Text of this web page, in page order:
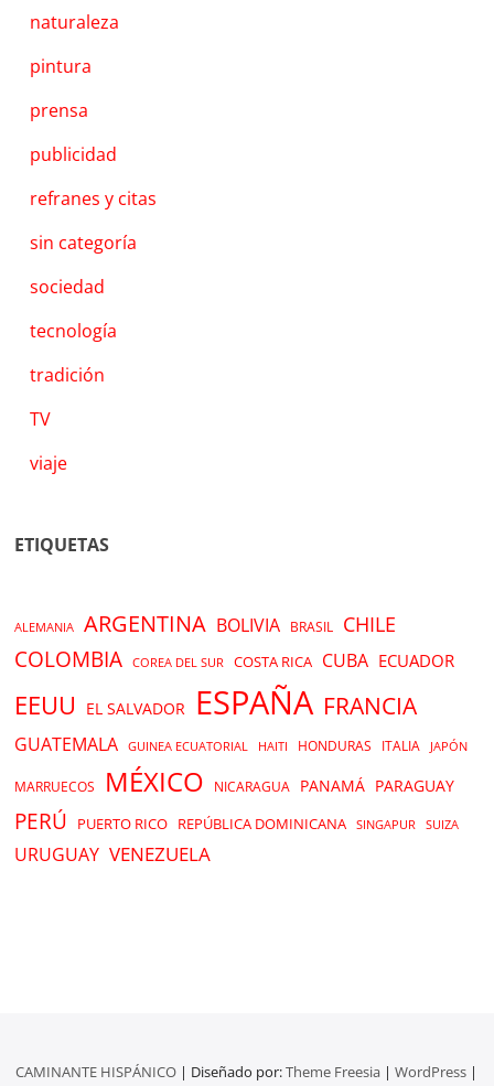
naturaleza
pintura
prensa
publicidad
refranes y citas
sin categoría
sociedad
tecnología
tradición
TV
viaje
ETIQUETAS
ALEMANIA ARGENTINA BOLIVIA BRASIL CHILE
COLOMBIA COREA DEL SUR COSTA RICA CUBA ECUADOR
EEUU EL SALVADOR ESPAÑA FRANCIA
GUATEMALA GUINEA ECUATORIAL HAITI HONDURAS ITALIA JAPÓN
MARRUECOS MÉXICO NICARAGUA PANAMÁ PARAGUAY
PERÚ PUERTO RICO REPÚBLICA DOMINICANA SINGAPUR SUIZA
URUGUAY VENEZUELA
CAMINANTE HISPÁNICO | Diseñado por:Theme Freesia |WordPress |